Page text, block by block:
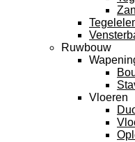
Ruwbouw
Vloeren